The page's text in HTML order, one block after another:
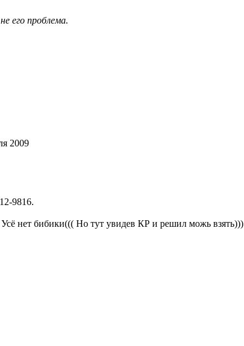
его проблема.
2009
9816.
нет бибики((( Но тут увидев КР и решил можь взять)))